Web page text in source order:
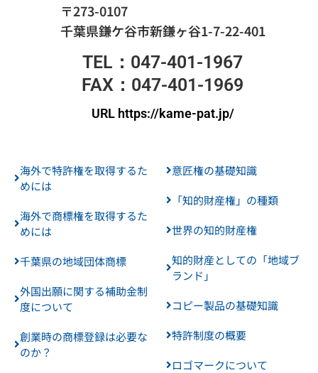
〒273-0107
千葉県鎌ケ谷市新鎌ヶ谷1-7-22-401
TEL：047-401-1967
FAX：047-401-1969
URL https://kame-pat.jp/
海外で特許権を取得するた
めには
海外で商標権を取得するた
めには
千葉県の地域団体商標
外国出願に関する補助金制
度について
創業時の商標登録は必要な
のか？
意匠権の基礎知識
「知的財産権」の種類
世界の知的財産権
知的財産としての「地域ブ
ランド」
コピー製品の基礎知識
特許制度の概要
ロゴマークについて